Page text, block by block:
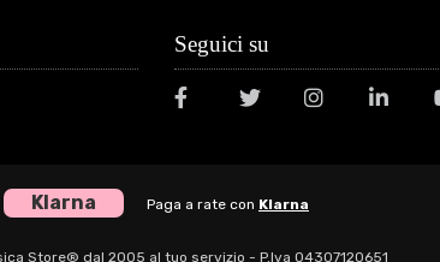
Seguici su
Klarna Paga a rate con Klarna
Store® dal 2005 al tuo servizio - P.Iva 04307120651